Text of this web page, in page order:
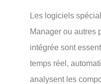
Les logiciels
Manager ou autres
intégrée sont
temps réel,
analysent les